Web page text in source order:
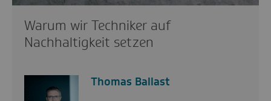
Warum wir Techniker auf
Nachhaltigkeit setzen
Thomas Ballast